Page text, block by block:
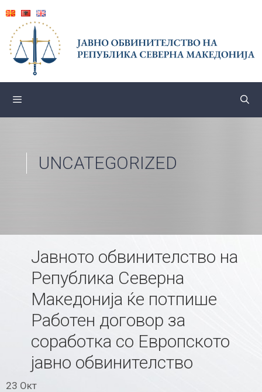
content
UNCATEGORIZED
Јавното обвинителство на
Република Северна
Македонија ќе потпише
Работен договор за
соработка со Европското
јавно обвинителство
23 Окт